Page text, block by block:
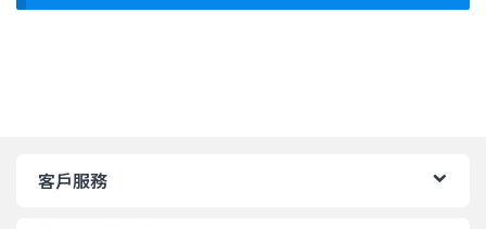
客戶服務